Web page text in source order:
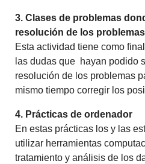
3. Clases de problemas
resolución de los problemas
Esta actividad tiene como
las dudas que hayan podido
resolución de los problemas
mismo tiempo corregir los
4. Prácticas de ordenador
En estas prácticas los y las
utilizar herramientas
tratamiento y análisis de los